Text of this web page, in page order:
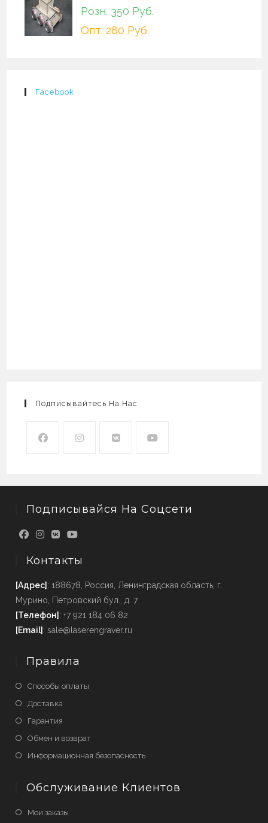
Розн. 350 Руб.
Опт. 280 Руб.
Facebook
Подписывайтесь На Нас
Подписывайся На Соцсети
Контакты
[Адрес] : 188678, Россия, Ленинградская область, г.
Мурино, Петровский бул., д. 7
[Телефон] : +7 921 184 06 82
[Email] : sale@laserengraver.ru
Правила
Способы оплаты
Доставка
Гарантия
Обмен и возврат
Информационная безопасность
Обслуживание Клиентов
Мои заказы